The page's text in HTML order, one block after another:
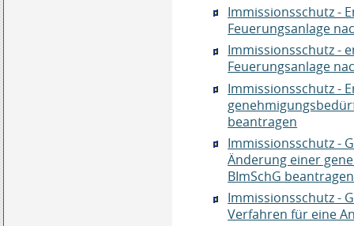
Immissionsschutz -
Feuerungsanlage
Immissionsschutz -
Feuerungsanlage
Immissionsschutz -
beantragen
Immissionsschutz -
Änderung einer
BImSchG beantragen
Immissionsschutz -
Verfahren für eine